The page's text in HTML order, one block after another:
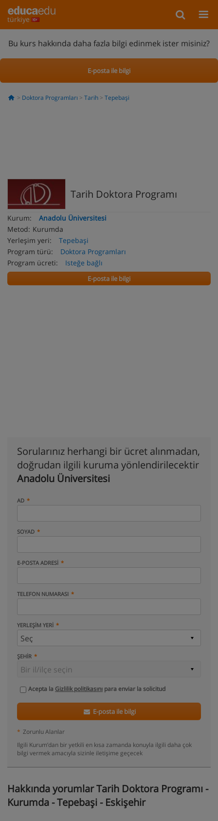
türkiye
Bu kurs hakkında daha fazla bilgi edinmek ister misiniz?
E-posta ile bilgi
Doktora Programları Tarih Tepebaşi
Tarih Doktora Programı
Kurum:
Anadolu Üniversitesi
Metod: Kurumda
Yerleşim yeri:
Tepebaşi
Program türü:
Doktora Programları
Program ücreti:
Isteğe bağlı
E-posta ile bilgi
Sorularınız herhangi bir ücret alınmadan,
doğrudan ilgili kuruma yönlendirilecektir
Anadolu Üniversitesi
AD
SOYAD
E-POSTA ADRESI
TELEFON NUMARASI
YERLEŞIM YERI
ŞEHIR
Acepta la Gizlilik politikasını para enviar la solicitud
E-posta ile bilgi
* Zorunlu Alanlar
Ilgili Kurum’dan bir yetkili en kısa zamanda konuyla ilgili daha çok
bilgi vermek amacıyla sizinle iletişime geçecek
Hakkında yorumlar Tarih Doktora Programı -
Kurumda - Tepebaşi - Eskişehir